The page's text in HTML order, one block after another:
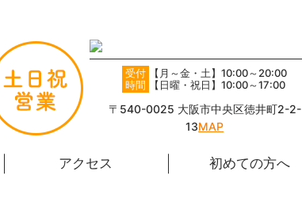
受付
時間
【月～金・土】10:00～20:00
【日曜・祝日】10:00～17:00
〒540-0025 大阪市中央区徳井町2-2-
13MAP
アクセス 初めての方へ